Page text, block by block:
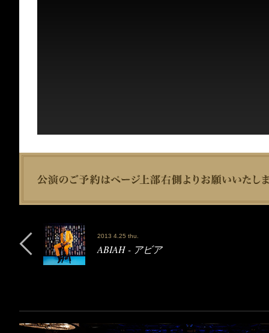
2013 4.25 thu.
ABIAH - アビア